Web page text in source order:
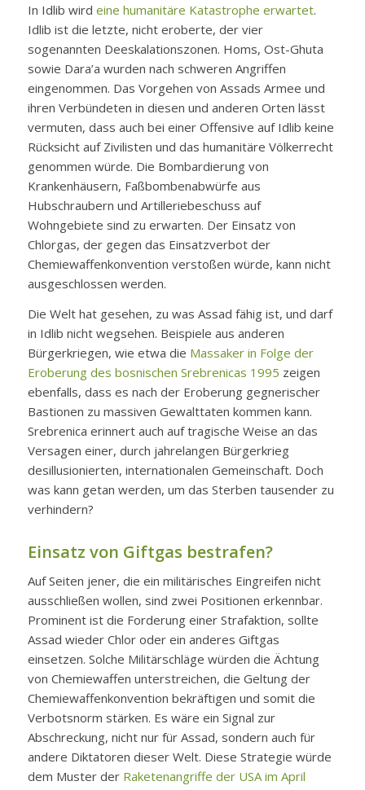
In Idlib wird eine humanitäre Katastrophe erwartet.
Idlib ist die letzte, nicht eroberte, der vier
sogenannten Deeskalationszonen. Homs, Ost-Ghuta
sowie Dara’a wurden nach schweren Angriffen
eingenommen. Das Vorgehen von Assads Armee und
ihren Verbündeten in diesen und anderen Orten lässt
vermuten, dass auch bei einer Offensive auf Idlib keine
Rücksicht auf Zivilisten und das humanitäre Völkerrecht
genommen würde. Die Bombardierung von
Krankenhäusern, Faßbombenabwürfe aus
Hubschraubern und Artilleriebeschuss auf
Wohngebiete sind zu erwarten. Der Einsatz von
Chlorgas, der gegen das Einsatzverbot der
Chemiewaffenkonvention verstoßen würde, kann nicht
ausgeschlossen werden.
Die Welt hat gesehen, zu was Assad fähig ist, und darf
in Idlib nicht wegsehen. Beispiele aus anderen
Bürgerkriegen, wie etwa die Massaker in Folge der
Eroberung des bosnischen Srebrenicas 1995 zeigen
ebenfalls, dass es nach der Eroberung gegnerischer
Bastionen zu massiven Gewalttaten kommen kann.
Srebrenica erinnert auch auf tragische Weise an das
Versagen einer, durch jahrelangen Bürgerkrieg
desillusionierten, internationalen Gemeinschaft. Doch
was kann getan werden, um das Sterben tausender zu
verhindern?
Einsatz von Giftgas bestrafen?
Auf Seiten jener, die ein militärisches Eingreifen nicht
ausschließen wollen, sind zwei Positionen erkennbar.
Prominent ist die Forderung einer Strafaktion, sollte
Assad wieder Chlor oder ein anderes Giftgas
einsetzen. Solche Militärschläge würden die Ächtung
von Chemiewaffen unterstreichen, die Geltung der
Chemiewaffenkonvention bekräftigen und somit die
Verbotsnorm stärken. Es wäre ein Signal zur
Abschreckung, nicht nur für Assad, sondern auch für
andere Diktatoren dieser Welt. Diese Strategie würde
dem Muster der Raketenangriffe der USA im April